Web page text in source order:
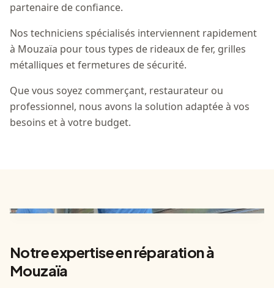
partenaire de confiance.
Nos techniciens spécialisés interviennent rapidement
à Mouzaïa pour tous types de rideaux de fer, grilles
métalliques et fermetures de sécurité.
Que vous soyez commerçant, restaurateur ou
professionnel, nous avons la solution adaptée à vos
besoins et à votre budget.
Notre expertise en réparation à
Mouzaïa